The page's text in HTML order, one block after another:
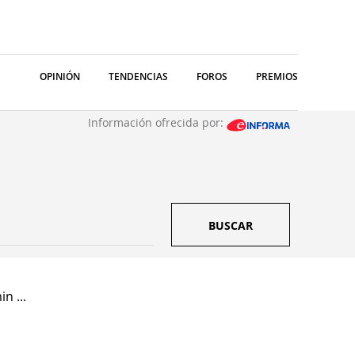
OPINIÓN TENDENCIAS FOROS PREMIOS
Información ofrecida por:
BUSCAR
...